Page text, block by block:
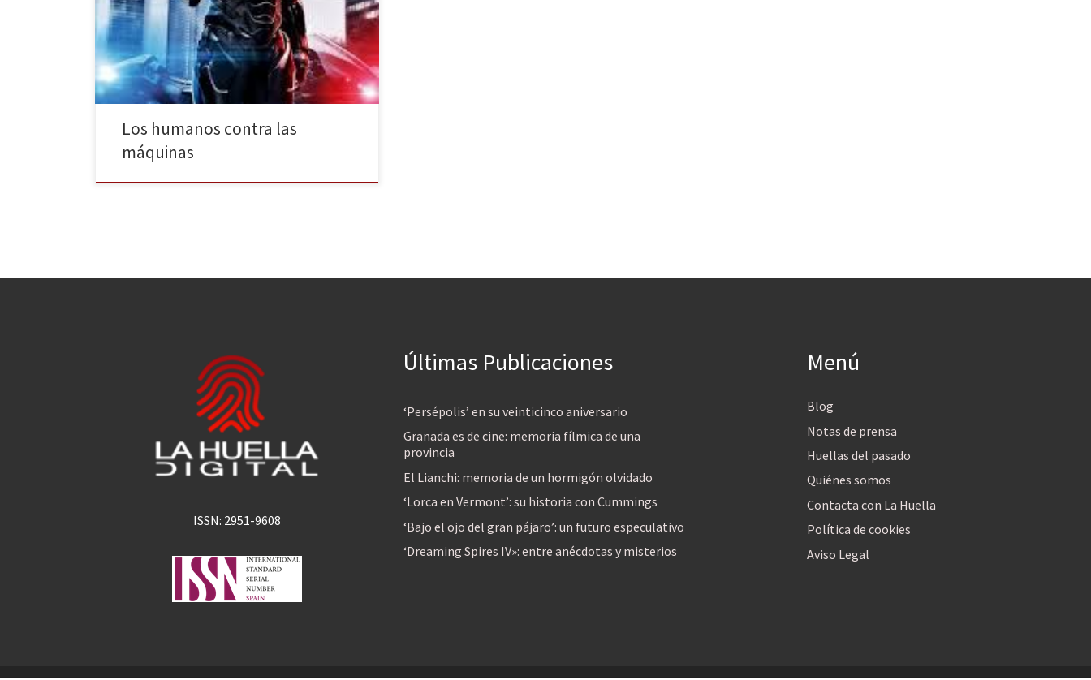
película de RoboCop, que nos cuenta de nuevo su
historia, de una manera más moderna, pero como
siempre, con mucha acción y tiroteos. Es el año 2028,
una época en la […]
Los humanos contra las
máquinas
ISSN: 2951-9608
Últimas Publicaciones
‘Persépolis’ en su veinticinco aniversario
Granada es de cine: memoria fílmica de una
provincia
El Lianchi: memoria de un hormigón olvidado
‘Lorca en Vermont’: su historia con Cummings
‘Bajo el ojo del gran pájaro’: un futuro especulativo
‘Dreaming Spires IV»: entre anécdotas y misterios
Menú
Blog
Notas de prensa
Huellas del pasado
Quiénes somos
Contacta con La Huella
Política de cookies
Aviso Legal